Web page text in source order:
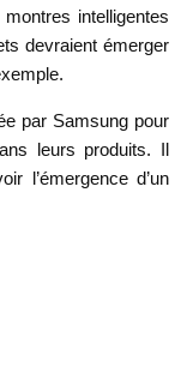
intelligentes
devraient émerger
par Samsung pour
leurs produits. Il
l’émergence d’un